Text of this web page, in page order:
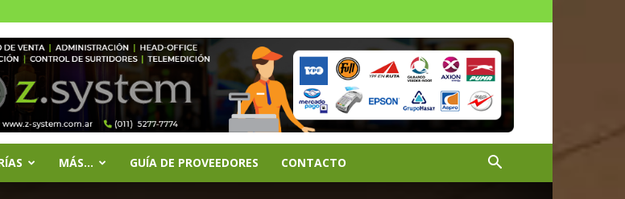
MÁS… GUÍA DE PROVEEDORES CONTACTO